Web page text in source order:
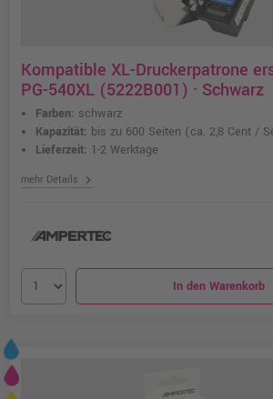
Kompatible XL-Druckerpatrone
PG-540XL (5222B001) · Schwarz
Farben: schwarz
Kapazität: bis zu 600 Seiten (ca. 2,8 Cent /
Lieferzeit: 1-2 Werktage
mehr Details chevron_right
In den Warenkorb